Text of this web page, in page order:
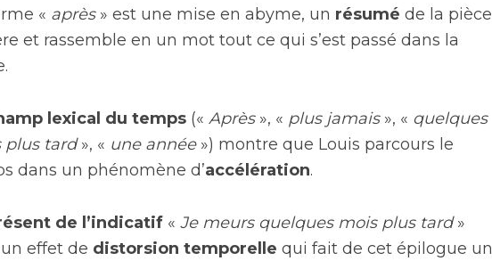
« après » est une mise en abyme, un résumé de la pièce
et rassemble en un mot tout ce qui s’est passé dans la
lexical du temps (« Après», « plus jamais», « quelques
plus tard», « une année») montre que Louis parcours le
dans un phénomène d’accélération.
de l’indicatif « Je meurs quelques mois plus tard»
effet de distorsion temporelle qui fait de cet épilogue un